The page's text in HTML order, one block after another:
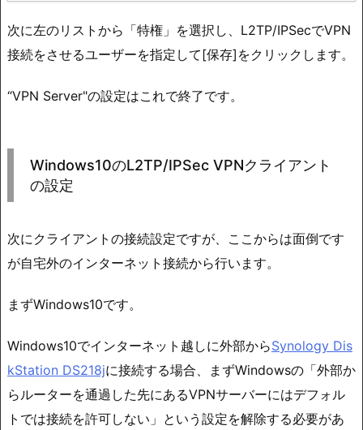
次に左のリストから「特権」を選択し、L2TP/IPSecでVPN
接続をさせるユーザーを指定して[保存]をクリックします。
“VPN Server"の設定はこれで終了です。
Windows10のL2TP/IPSec VPNクライアント
の設定
次にクライアントの接続設定ですが、ここからは面倒です
が自宅外のインターネット接続から行います。
まずWindows10です。
Windows10でインターネット越しに外部からSynology Dis
kStation DS218jに接続する場合、まずWindowsの「外部か
らルーターを通過した先にあるVPNサーバーにはデフォル
トでは接続を許可しない」という設定を解除する必要があ